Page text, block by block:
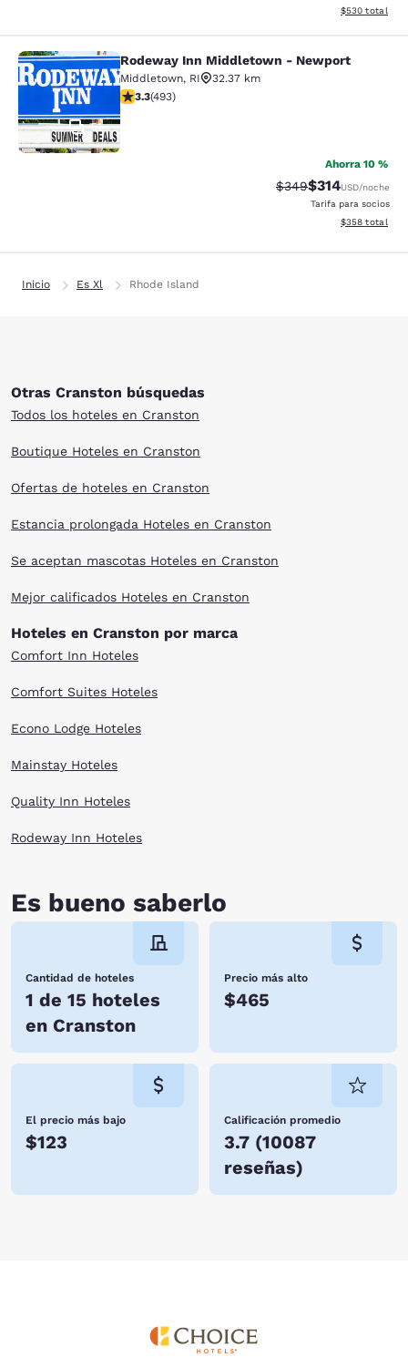
Ver detalles
$530 total
Rodeway Inn Middletown -
51
Rodeway Inn Middletown - Newport
Middletown, RI
32.37 km
calificación de 3.26 estrellas. Bueno. 493 reseñas
3.3(493)
Ahorra 10 %
Precio tachado:
$349Precio con
$314USD/noche
Tarifa para socios
Ver detalles
$358 total
Inicio Es Xl Rhode Island
Otras Cranston búsquedas
Todos los hoteles en Cranston
Boutique Hoteles en Cranston
Ofertas de hoteles en Cranston
Estancia prolongada Hoteles en Cranston
Se aceptan mascotas Hoteles en Cranston
Mejor calificados Hoteles en Cranston
Hoteles en Cranston por marca
Comfort Inn Hoteles
Comfort Suites Hoteles
Econo Lodge Hoteles
Mainstay Hoteles
Quality Inn Hoteles
Rodeway Inn Hoteles
Es bueno saberlo
Cantidad de hoteles
1 de 15 hoteles
en Cranston
Precio más alto
$465
El precio más bajo
$123
Calificación promedio
3.7 (10087
reseñas)